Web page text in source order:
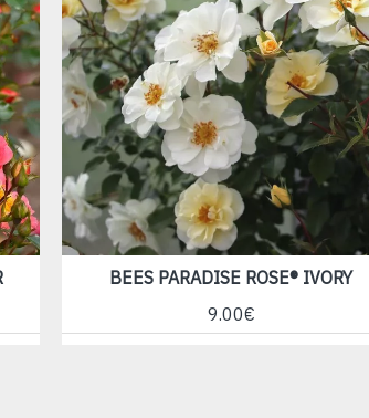
BEES PARADISE ROSE® IVORY
9.00€